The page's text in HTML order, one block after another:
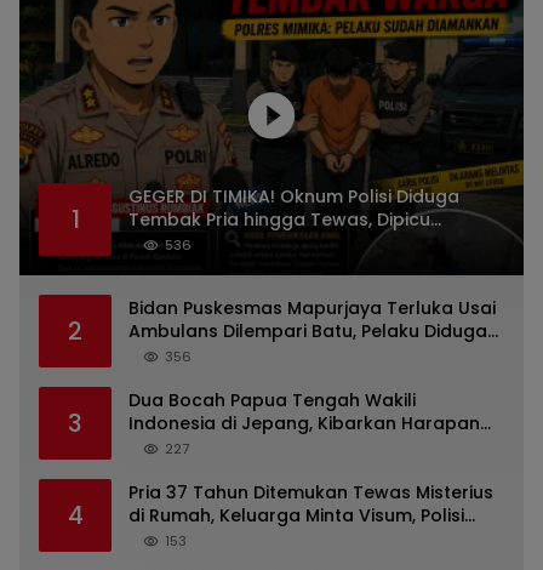
1
GEGER DI TIMIKA! Oknum Polisi Diduga
Tembak Pria hingga Tewas, Dipicu
Dugaan Persoalan Rumah Tangga
536
2
Bidan Puskesmas Mapurjaya Terluka Usai
Ambulans Dilempari Batu, Pelaku Diduga
Kelompok Mabuk di Jalan Poros Timika
356
3
Dua Bocah Papua Tengah Wakili
Indonesia di Jepang, Kibarkan Harapan
dari Mimika ke Panggung Dunia
227
4
Pria 37 Tahun Ditemukan Tewas Misterius
di Rumah, Keluarga Minta Visum, Polisi
Diminta Ungkap Penyebab Kematian
153